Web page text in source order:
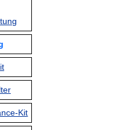
Kit